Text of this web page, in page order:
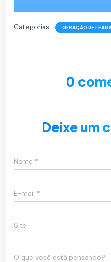
Categorias: GERAÇÃO DE LEADS
0
Deixe um
Nome *
E-mail *
Site
O que você está pensando?